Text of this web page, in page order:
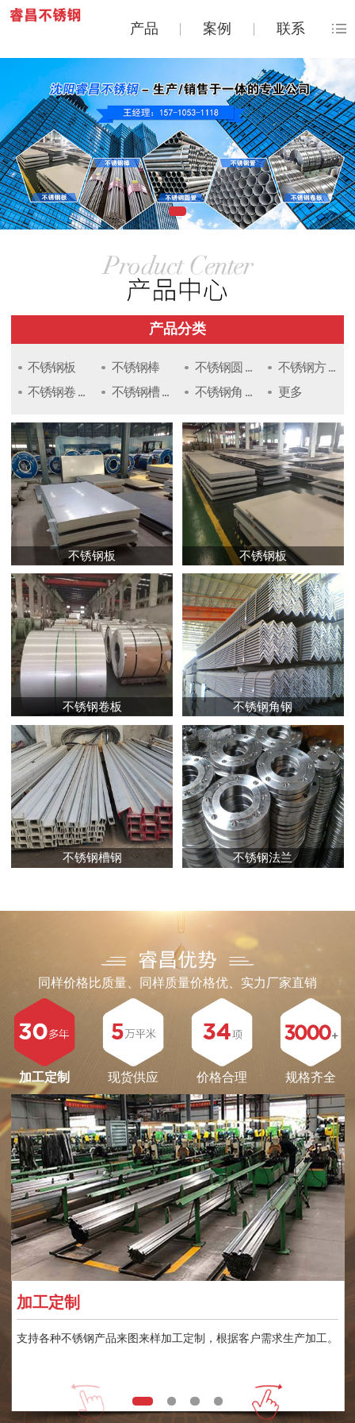
产品 案例 联系
产品分类
不锈钢板 不锈钢棒 不锈钢圆 ...
不锈钢方 ...
不锈钢卷 ...
不锈钢槽 ... 不锈钢角 ... 更多
不锈钢板 不锈钢板
不锈钢卷板 不锈钢角钢
不锈钢槽钢 不锈钢法兰
同样价格比质量、同样质量价格优、实力厂家直销
加工定制 现货供应 价格合理 规格齐全
加工定制
支持各种不锈钢产品来图来样加工定制，根据客户需求生产加工。